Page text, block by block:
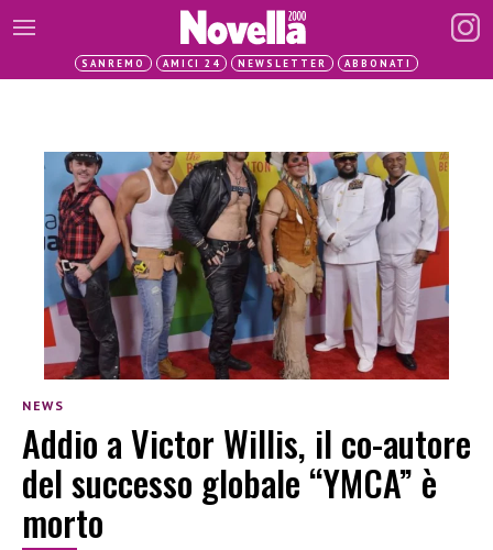
SANREMO AMICI 24 NEWSLETTER ABBONATI
NEWS
Addio a Victor Willis, il co-autore
del successo globale “YMCA” è
morto